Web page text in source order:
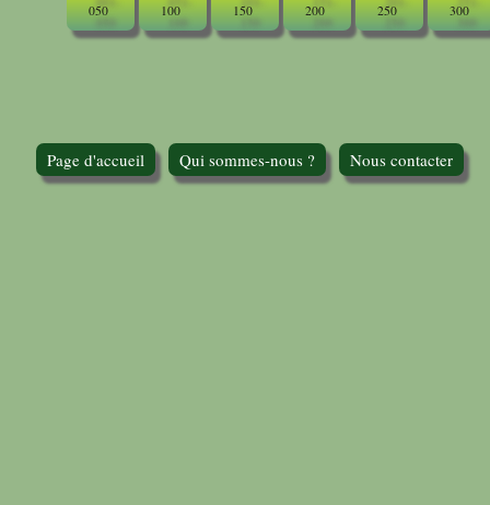
050
100
150
200
250
300
Page d'accueil Qui sommes-nous ? Nous contacter